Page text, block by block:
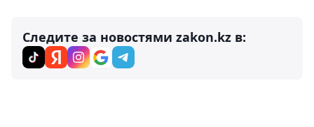
Следите за новостями zakon.kz в: